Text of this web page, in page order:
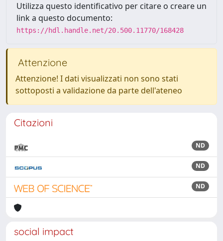
Utilizza questo identificativo per citare o creare un
link a questo documento:
https://hdl.handle.net/20.500.11770/168428
Attenzione
Attenzione! I dati visualizzati non sono stati
sottoposti a validazione da parte dell'ateneo
Citazioni
ND
ND
ND
social impact